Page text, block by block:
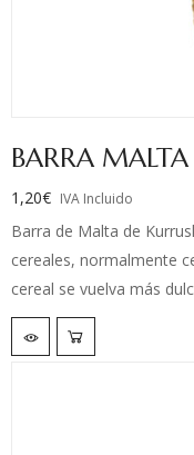
BARRA MALTA
1,20€ IVA Incluido
Barra de Malta de
cereales, normalmente
cereal se vuelva más
enzimas amilasas en la